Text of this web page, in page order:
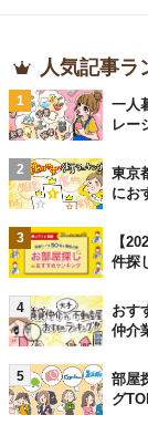
人気記事ラ
1
一人
レー
2
東京
にお
3
【
件探
4
おす
仲介
5
部屋
グ